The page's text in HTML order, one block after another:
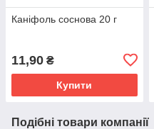
Каніфоль соснова 20 г
11,90 ₴
Купити
Подібні товари компанії